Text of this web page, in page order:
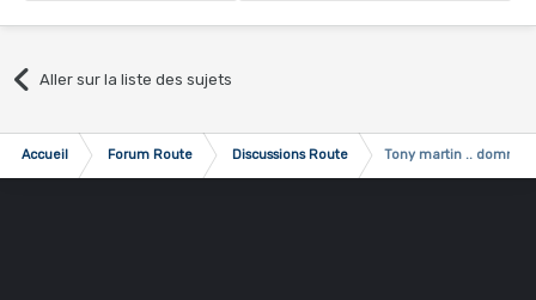
Aller sur la liste des sujets
Accueil Forum Route Discussions Route Tony martin ..